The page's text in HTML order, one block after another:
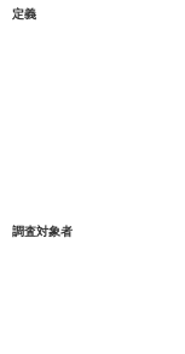
定義
調査対象者